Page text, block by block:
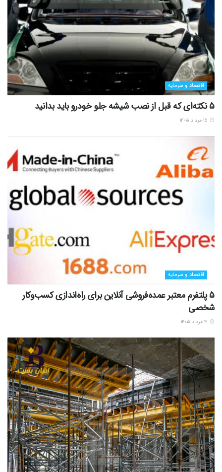
اقتصاد و سرمایه
5 نکته‌ای که قبل از نصب شیشه جلو خودرو باید بدانید
اقتصاد و سرمایه
5 پلتفرم معتبر عمده‌فروشی آنلاین برای راه‌اندازی کسب‌وکار
شخصی